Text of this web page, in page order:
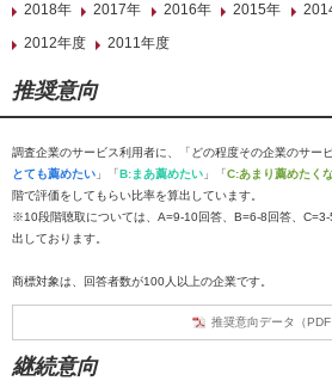
2018年
2017年 2016年 2015年
2012年度
2011年度
推奨意向
調査企業のサービス利用者に、「どの程度その企業のサー
とても薦めたい 」「B:まあ薦めたい 」「C:あまり薦めたく
階で評価をしてもらい比率を算出しています。
※10段階聴取については、A=9-10回答、B=6-8回答、
出しております。
商標対象は、回答者数が100人以上の企業です。
推奨意向データ（PDF
継続意向